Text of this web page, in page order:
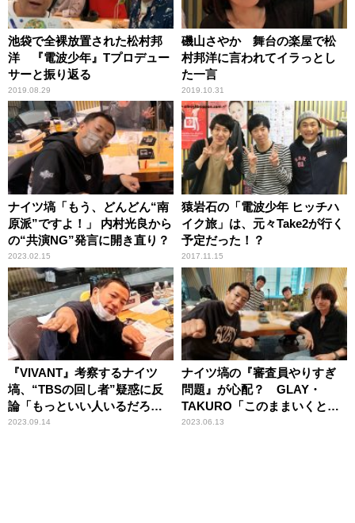
池袋で全裸放置された松村邦
洋 『電波少年』Tプロデュー
サーと振り返る
2019.08.29
磯山さやか 舞台の楽屋で松
村邦洋に言われてイラっとし
た一言
2019.10.31
ナイツ塙「もう、どんどん“南
原派”ですよ！」 内村光良から
の“共演NG”発言に開き直り？
2023.02.15
猿岩石の「電波少年 ヒッチハ
イク旅」は、元々Take2が行く
予定だった！？
2017.11.15
『VIVANT』考察するナイツ
塙、“TBSの回し者”疑惑に反
論「もっといい人いるだろ！
松坂桃李さんとか」
2023.09.14
ナイツ塙の『審査員やりすぎ
問題』が心配？ GLAY・
TAKURO「このままいくと提
言されるんじゃ……」
2023.06.13